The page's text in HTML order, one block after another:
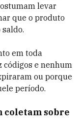
levar
que o produto
em toda
códigos e nenhum
ou porque
período.
coletam sobre